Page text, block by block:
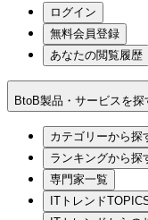
ログイン
無料会員登録
あなたの閲覧履歴
BtoB製品・サービスを探
カテゴリーから探
ランキングから探
専門家一覧
ITトレンド